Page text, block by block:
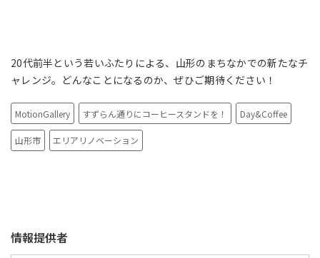
20代前半という若いふたりによる、山形のまちなかでの新たなチ
ャレンジ。どんなことになるのか、ぜひご期待ください！
MotionGallery すずらん通りにコーヒースタンドを！ Day&Coffee
山形市 エリアリノベーション
情報提供者